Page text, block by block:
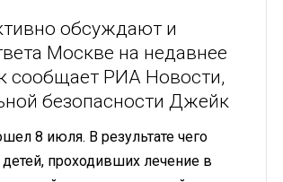
обсуждают и
Москве на недавнее
сообщает РИА Новости,
безопасности Джейк
8 июля. В результате чего
проходивших лечение в